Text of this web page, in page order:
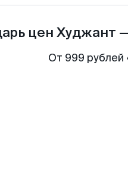
цен Худжант —
От 999